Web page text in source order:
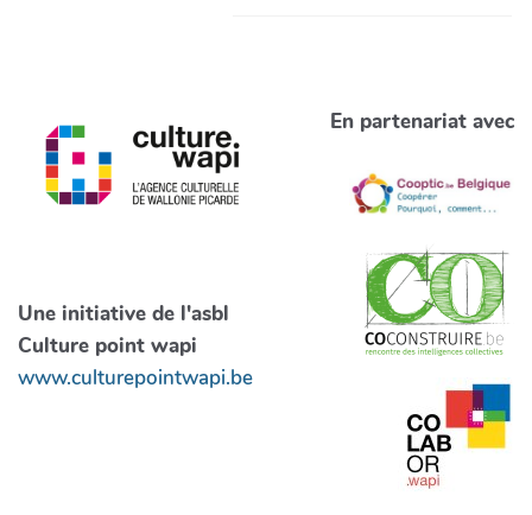
Une initiative de l'asbl
Culture point wapi
www.culturepointwapi.be
En partenariat avec